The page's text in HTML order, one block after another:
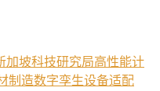
加坡科技研究局高性能计
制造数字孪生设备适配